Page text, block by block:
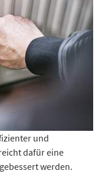
und
dafür eine
werden.